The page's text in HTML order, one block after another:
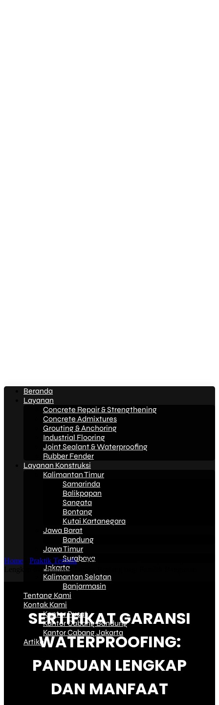
Beranda
Layanan
Concrete Repair & Strengthening
Concrete Admixtures
Grouting & Anchoring
Industrial Flooring
Joint Sealant & Waterproofing
Rubber Fender
Layanan Konstruksi
Kalimantan Timur
Samarinda
Balikpapan
Sangata
Bontang
Kutai Kartanegara
Jawa Barat
Bandung
Jawa Timur
Surabaya
Jakarta
Kalimantan Selatan
Banjarmasin
Tentang Kami
Kontak Kami
Kantor Pusat
Kantor Cabang Bandung
Kantor Cabang Jakarta
Artikel
Home Praktik Terbaik-Sertifikat Garansi Waterproofing: Panduan
Lengkap dan Manfaat Jangka Panjang bagi Pemilik Bangunan
SERTIFIKAT GARANSI
WATERPROOFING:
PANDUAN LENGKAP
DAN MANFAAT